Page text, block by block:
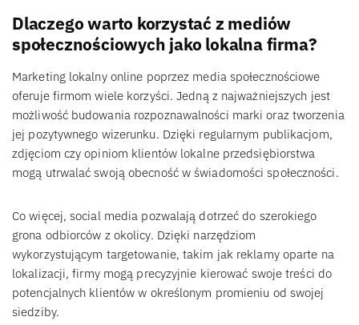
Dlaczego warto korzystać z mediów
społecznościowych jako lokalna firma?
Marketing lokalny online poprzez media społecznościowe
oferuje firmom wiele korzyści. Jedną z najważniejszych jest
możliwość budowania rozpoznawalności marki oraz tworzenia
jej pozytywnego wizerunku. Dzięki regularnym publikacjom,
zdjęciom czy opiniom klientów lokalne przedsiębiorstwa
mogą utrwalać swoją obecność w świadomości społeczności.
Co więcej, social media pozwalają dotrzeć do szerokiego
grona odbiorców z okolicy. Dzięki narzędziom
wykorzystującym targetowanie, takim jak reklamy oparte na
lokalizacji, firmy mogą precyzyjnie kierować swoje treści do
potencjalnych klientów w określonym promieniu od swojej
siedziby.